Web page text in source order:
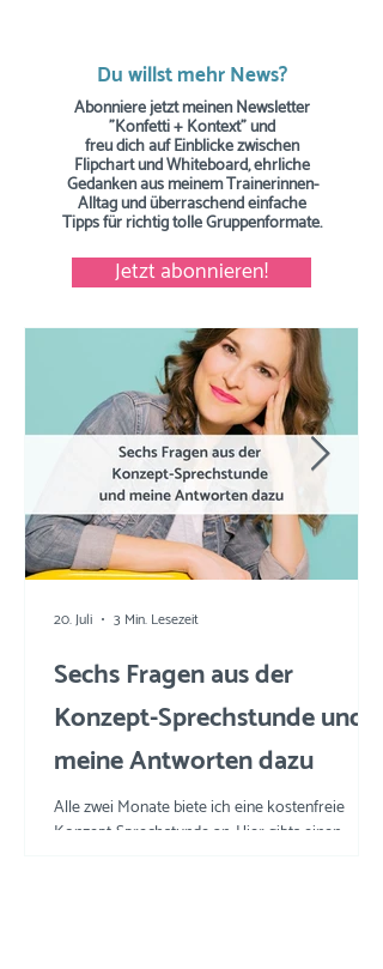
Du willst mehr News?
Abonniere jetzt meinen Newsletter
"Konfetti + Kontext" und
freu dich auf Einblicke zwischen
Flipchart und Whiteboard, ehrliche
Gedanken aus meinem Trainerinnen-
Alltag und überraschend einfache
Tippsfür richtig tolle Gruppenformate.
Jetzt abonnieren!
Sechs Fragen aus der
Konzept-Sprechstunde und
meine Antworten dazu
Alle zwei Monate biete ich eine kostenfreie
Konzept-Sprechstunde an. Hier gibts einen
20. Juli 3 Min. Lesezeit